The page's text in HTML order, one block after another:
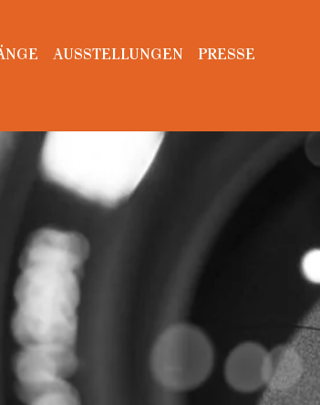
AUSSTELLUNGEN PRESSE